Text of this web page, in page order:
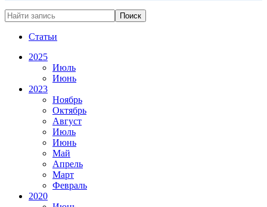
Статьи
2025
Июль
Июнь
2023
Ноябрь
Октябрь
Август
Июль
Июнь
Май
Апрель
Март
Февраль
2020